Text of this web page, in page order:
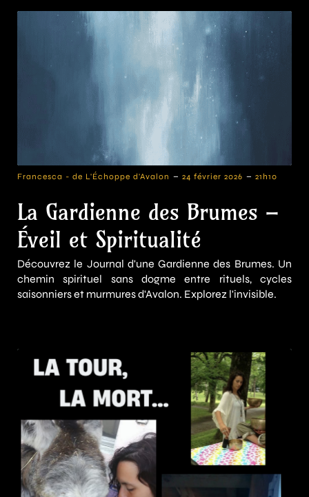
Francesca - de L'Échoppe d'Avalon - 24 février 2026 - 21h10
La Gardienne des Brumes –
Éveil et Spiritualité
Découvrez le Journal d'une Gardienne des Brumes. Un
chemin spirituel sans dogme entre rituels, cycles
saisonniers et murmures d'Avalon. Explorez l'invisible.